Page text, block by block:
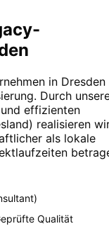
in Dresden
. Durch
effizienten
realisieren
als lokale
)
Qualität